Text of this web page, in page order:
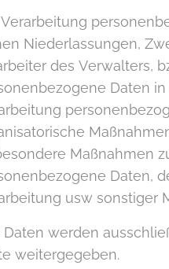
Niederlassungen,
des Verwalters,
Daten
Maßnahmen
Daten,
usw sonstiger
Daten werden
weitergegeben.